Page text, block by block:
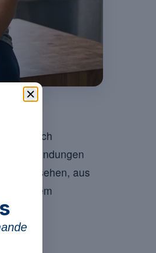
der Milch
Anwendungen
: Wir sehen, aus
zu einem